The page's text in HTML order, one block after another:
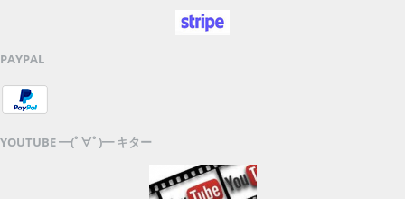
PAYPAL
YOUTUBE ━(ﾟ∀ﾟ)━ キター